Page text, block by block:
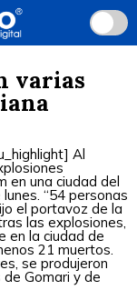
varias
Al
en una ciudad del
“54 personas
el portavoz de la
las explosiones,
en la ciudad de
21 muertos.
se produjeron
Gomari y de